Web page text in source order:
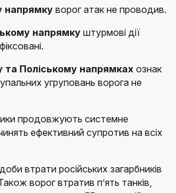
напрямку ворог атак не проводив.
напрямку штурмові дії
та Поліському напрямках ознак
угруповань ворога не
продовжують системне
ефективний супротив на всіх
втрати російських загарбників
ворог втратив п’ять танків,